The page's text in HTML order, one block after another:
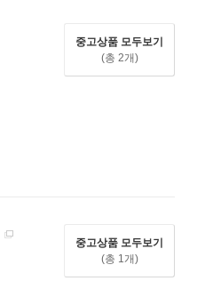
중고상품 모두보기
(총 2개)
중고상품 모두보기
(총 1개)